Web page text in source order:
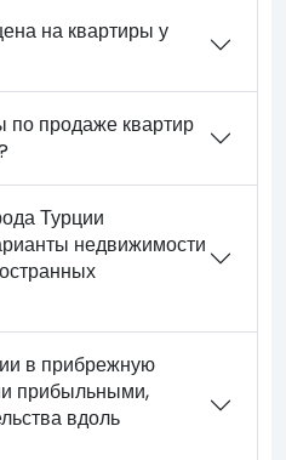
на квартиры у
по продаже квартир
Турции
недвижимости
в прибрежную
прибыльными,
вдоль